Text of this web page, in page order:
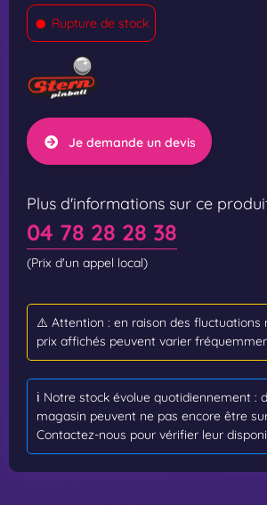
• Rupture de stock
Je demande un devis
Plus d'informations sur ce
04 78 28 28 38
(Prix d'un appel local)
⚠️ Attention : en raison des fluctuations
prix affichés peuvent varier
ℹ️ Notre stock évolue quotidiennement :
magasin peuvent ne pas encore être
Contactez-nous pour vérifier leur